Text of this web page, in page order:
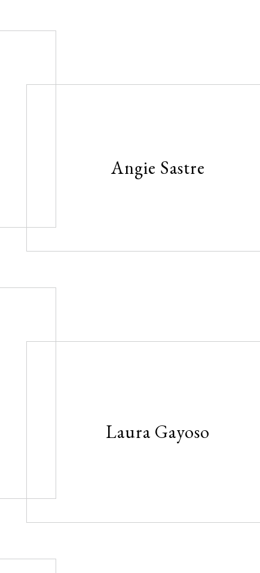
Angie Sastre
Laura Gayoso